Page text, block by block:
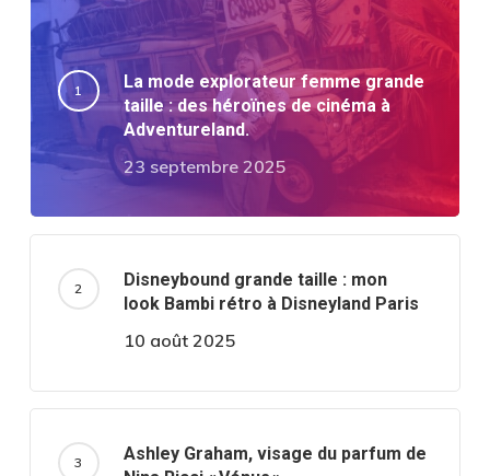
La mode explorateur femme grande
taille : des héroïnes de cinéma à
Adventureland.
23 septembre 2025
Disneybound grande taille : mon
look Bambi rétro à Disneyland Paris
10 août 2025
Ashley Graham, visage du parfum de